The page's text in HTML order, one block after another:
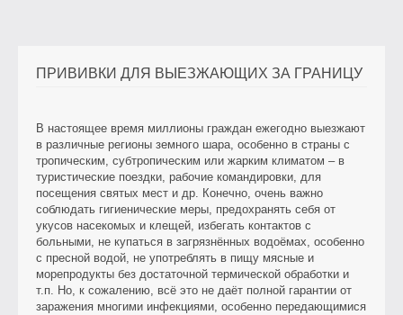
ПРИВИВКИ ДЛЯ ВЫЕЗЖАЮЩИХ ЗА ГРАНИЦУ
В настоящее время миллионы граждан ежегодно выезжают
в различные регионы земного шара, особенно в страны с
тропическим, субтропическим или жарким климатом – в
туристические поездки, рабочие командировки, для
посещения святых мест и др. Конечно, очень важно
соблюдать гигиенические меры, предохранять себя от
укусов насекомых и клещей, избегать контактов с
больными, не купаться в загрязнённых водоёмах, особенно
с пресной водой, не употреблять в пищу мясные и
морепродукты без достаточной термической обработки и
т.п. Но, к сожалению, всё это не даёт полной гарантии от
заражения многими инфекциями, особенно передающимися